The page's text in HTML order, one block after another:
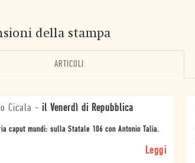
della stampa
ARTICOLI
Cicala - il Venerdì di Repubblica
caput mundi: sulla Statale 106 con Antonio Talia.
Leggi